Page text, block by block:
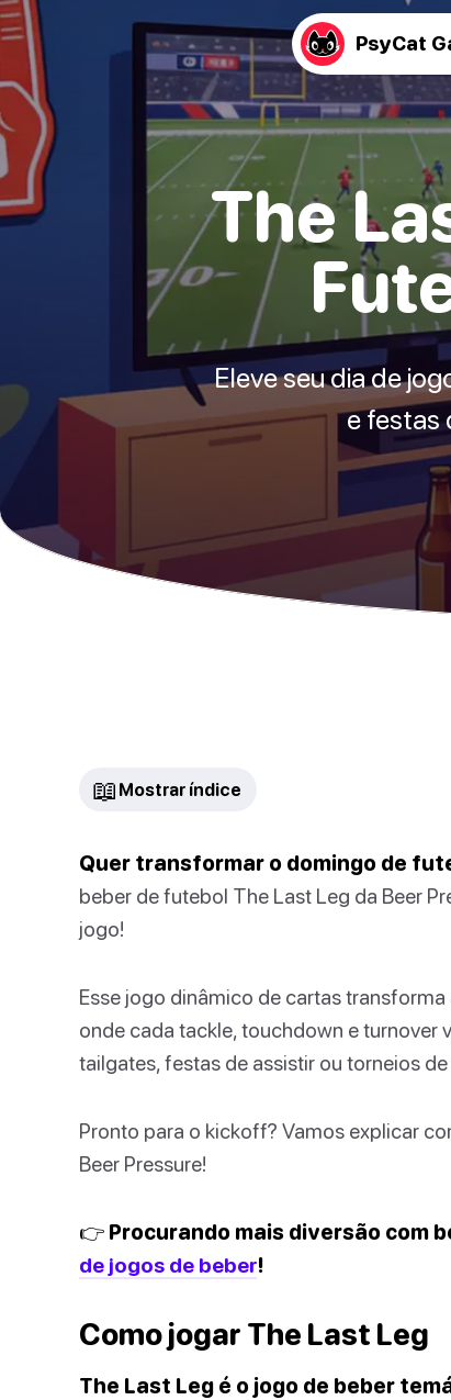
PsyCat
The
Eleve seu dia de
e festas
📖 Mostrar índice
Quer transformar o domingo de
beber de futebol The Last Leg da Beer
jogo!
Esse jogo dinâmico de cartas
onde cada tackle, touchdown e turnover
tailgates, festas de assistir ou torneios
Pronto para o kickoff? Vamos explicar
Beer Pressure!
👉 Procurando mais diversão com
de jogos de beber!
Como jogar The Last Leg
The Last Leg é o jogo de beber